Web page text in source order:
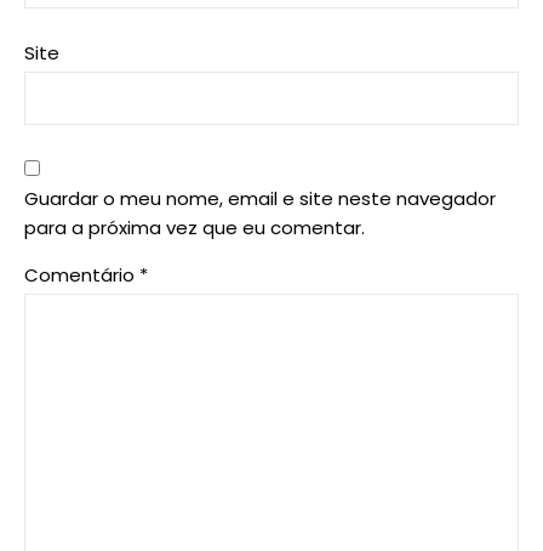
Site
Guardar o meu nome, email e site neste navegador
para a próxima vez que eu comentar.
Comentário *